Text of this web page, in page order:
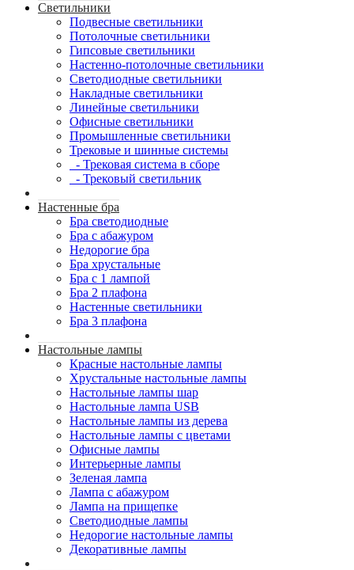
Светильники
Подвесные светильники
Потолочные светильники
Гипсовые светильники
Настенно-потолочные светильники
Светодиодные светильники
Накладные светильники
Линейные светильники
Офисные светильники
Промышленные светильники
Трековые и шинные системы
- Трековая система в сборе
- Трековый светильник
Настенные бра
Бра светодиодные
Бра с абажуром
Недорогие бра
Бра хрустальные
Бра с 1 лампой
Бра 2 плафона
Настенные светильники
Бра 3 плафона
Настольные лампы
Красные настольные лампы
Хрустальные настольные лампы
Настольные лампы шар
Настольные лампа USB
Настольные лампы из дерева
Настольные лампы с цветами
Офисные лампы
Интерьерные лампы
Зеленая лампа
Лампа с абажуром
Лампа на прищепке
Светодиодные лампы
Недорогие настольные лампы
Декоративные лампы